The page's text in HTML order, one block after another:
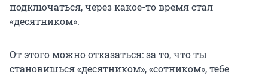
подключаться, через какое-то время стал
«десятником».
От этого можно отказаться: за то, что ты
становишься «десятником», «сотником», тебе